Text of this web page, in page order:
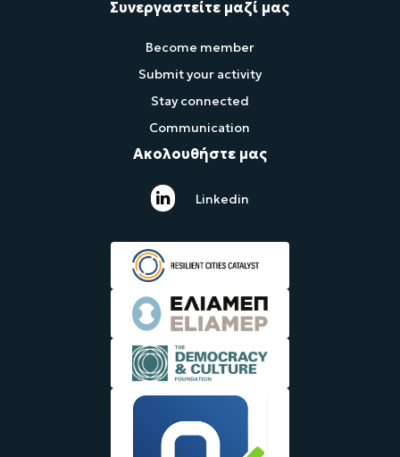
Συνεργαστείτε μαζί μας
Become member
Submit your activity
Stay connected
Communication
Ακολουθήστε μας
Linkedin